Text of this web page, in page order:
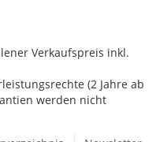
Verkaufspreis inkl.
(2 Jahre ab
werden nicht